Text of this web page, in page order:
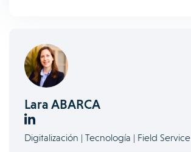
Lara ABARCA
Digitalización | Tecnología | Field Service